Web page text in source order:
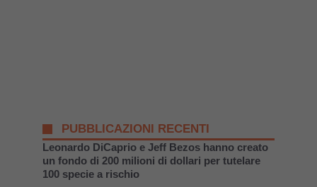
PUBBLICAZIONI RECENTI
Leonardo DiCaprio e Jeff Bezos hanno creato
un fondo di 200 milioni di dollari per tutelare
100 specie a rischio